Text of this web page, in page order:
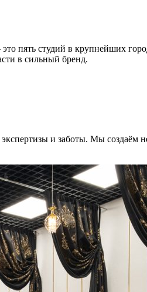
пять студий в крупнейших
в сильный бренд.
и заботы. Мы